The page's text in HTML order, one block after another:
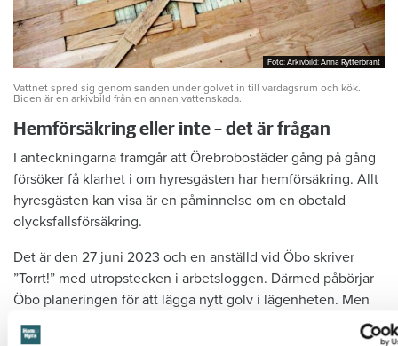
Foto: Arkivbild: Anna Rytterbrant
Foto: Arkivbild: Anna Rytterbrant
Vattnet spred sig genom sanden under golvet in till vardagsrum och kök.
Biden är en arkivbild från en annan vattenskada.
Hemförsäkring eller inte – det är frågan
I anteckningarna framgår att Örebrobostäder gång på gång
försöker få klarhet i om hyresgästen har hemförsäkring. Allt
hyresgästen kan visa är en påminnelse om en obetald
olycksfallsförsäkring.
Det är den 27 juni 2023 och en anställd vid Öbo skriver
”Torrt!” med utropstecken i arbetsloggen. Därmed påbörjar
Öbo planeringen för att lägga nytt golv i lägenheten. Men
de stöter på problem.